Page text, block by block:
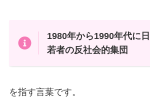
1980年から1990年代に
若者の反社会的集団
を指す言葉です。